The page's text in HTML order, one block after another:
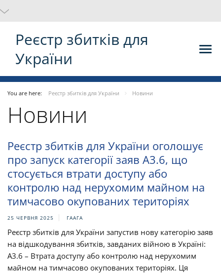
Реєстр збитків для
України
You are here: Реєстр збитків для України Новини
Новини
Реєстр збитків для України оголошує
про запуск категорії заяв A3.6, що
стосується втрати доступу або
контролю над нерухомим майном на
тимчасово окупованих територіях
25 ЧЕРВНЯ 2025 ГААГА
Реєстр збитків для України запустив нову категорію заяв
на відшкодування збитків, завданих війною в Україні:
A3.6 – Втрата доступу або контролю над нерухомим
майном на тимчасово окупованих територіях. Ця